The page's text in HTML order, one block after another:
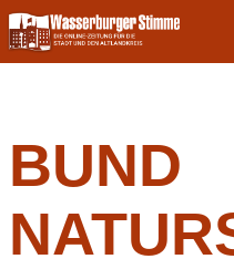
Skip
to
content
BUND